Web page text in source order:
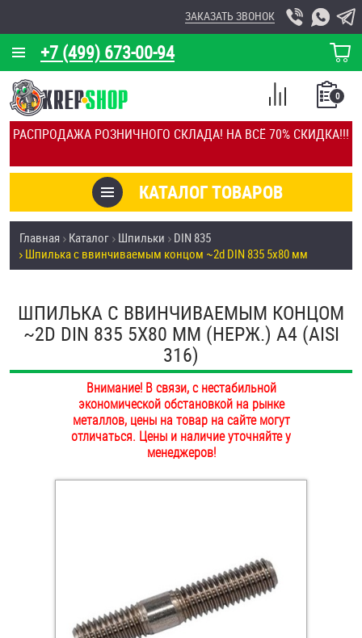
РАСПРОДАЖА РОЗНИЧНОГО СКЛАДА! НА ВСЁ 70% СКИДКА!!!
+7 (499) 673-00-94
ЗАКАЗАТЬ ЗВОНОК
КОРЗИНА
О КОМПАНИИ
КАЛЬКУЛЯТОР
ОТЗЫВЫ
УСЛУГИ
СКИДКИ
ОПТ
ПОКУПАТЕЛЯМ
ОПЛАТА И ДОСТАВКА
НАШИ МАГАЗИНЫ
КАТАЛОГ ТОВАРОВ
0
СПИСОК
СРАВНЕНИЕ
Товары со скидкой
Анкеры
Антивандальный крепёж, инструмент
Инструмент
Главная Каталог Шпильки
DIN 835
Шпилька c ввинчиваемым концом ~2d DIN 835 5х80 мм
ШПИЛЬКА C ВВИНЧИВАЕМЫМ КОНЦОМ
~2D DIN 835 5Х80 ММ (НЕРЖ.) A4 (AISI
316)
Внимание! В связи, с нестабильной
экономической обстановкой на рынке
металлов, цены на товар на сайте могут
отличаться. Цены и наличие уточняйте у
менеджеров!